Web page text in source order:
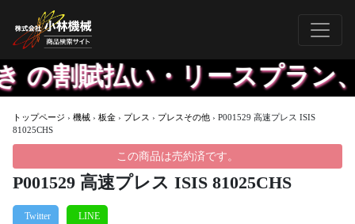
払い・リースプラン、※
トップページ › 機械 › 板金 › プレス › プレスその他 › P001529 高速プレス ISIS
81025CHS
この商品は売約済です。
P001529 高速プレス ISIS 81025CHS